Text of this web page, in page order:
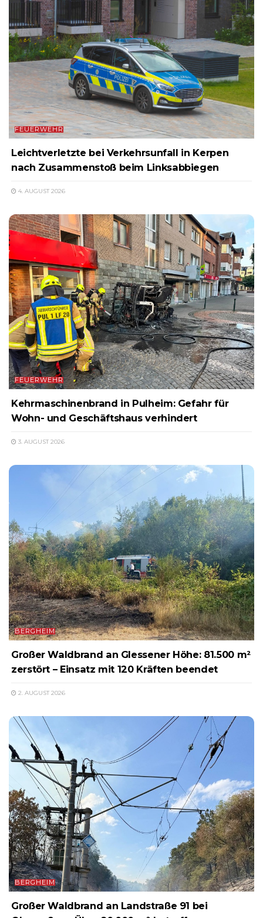
FEUERWEHR
Leichtverletzte bei Verkehrsunfall in Kerpen
nach Zusammenstoß beim Linksabbiegen
4. AUGUST 2026
FEUERWEHR
Kehrmaschinenbrand in Pulheim: Gefahr für
Wohn- und Geschäftshaus verhindert
3. AUGUST 2026
BERGHEIM
Großer Waldbrand an Glessener Höhe: 81.500 m²
zerstört – Einsatz mit 120 Kräften beendet
2. AUGUST 2026
BERGHEIM
Großer Waldbrand an Landstraße 91 bei